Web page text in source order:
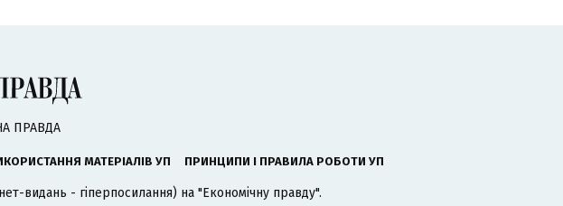
ПРАВДА
МАТЕРІАЛІВ УП ПРИНЦИПИ І ПРАВИЛА РОБОТИ УП
видань - гіперпосилання) на "Економічну правду".